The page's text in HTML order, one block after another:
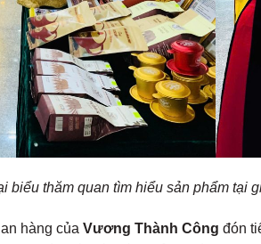
biểu thăm quan tìm hiểu sản phẩm tại
hàng của Vương Thành Công đón